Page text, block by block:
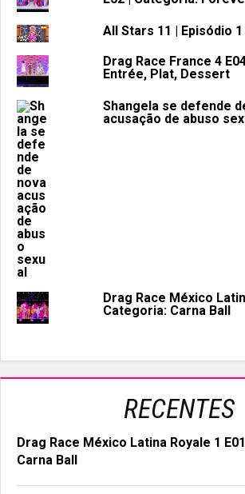
All Stars 11 | Episódio
Drag Race France 4
Entrée, Plat, Dessert
Shangela se defende
acusação de abuso
Drag Race México
Categoria: Carna Ball
RECENTES
Drag Race México Latina Royale 1
Carna Ball